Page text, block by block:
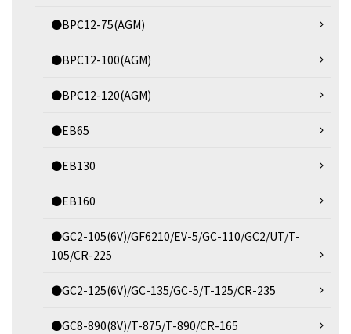
●BPC12-75(AGM)
●BPC12-100(AGM)
●BPC12-120(AGM)
●EB65
●EB130
●EB160
●GC2-105(6V)/GF6210/EV-5/GC-110/GC2/UT/T-
105/CR-225
●GC2-125(6V)/GC-135/GC-5/T-125/CR-235
●GC8-890(8V)/T-875/T-890/CR-165